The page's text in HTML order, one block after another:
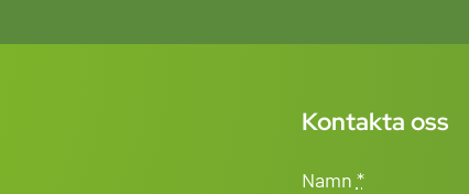
Kontakta oss
Namn *